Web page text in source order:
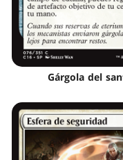
Gárgola del